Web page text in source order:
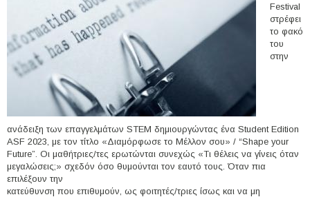
Festival
στρέφει
το φακό
του
στην
ανάδειξη των επαγγελμάτων STEM δημιουργώντας ένα Student Edition
ASF 2023, με τον τίτλο «Διαμόρφωσε το Μέλλον σου» / “Shape your
Future”. Οι μαθήτριες/τες ερωτώνται συνεχώς «Τι θέλεις να γίνεις όταν
μεγαλώσεις;» σχεδόν όσο θυμούνται τον εαυτό τους. Όταν πια
επιλέξουν την
κατεύθυνση που επιθυμούν, ως φοιτητές/τριες ίσως και να μη